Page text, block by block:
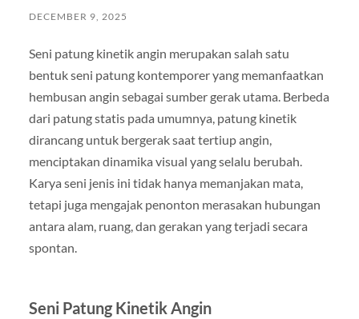
DECEMBER 9, 2025
Seni patung kinetik angin merupakan salah satu
bentuk seni patung kontemporer yang memanfaatkan
hembusan angin sebagai sumber gerak utama. Berbeda
dari patung statis pada umumnya, patung kinetik
dirancang untuk bergerak saat tertiup angin,
menciptakan dinamika visual yang selalu berubah.
Karya seni jenis ini tidak hanya memanjakan mata,
tetapi juga mengajak penonton merasakan hubungan
antara alam, ruang, dan gerakan yang terjadi secara
spontan.
Seni Patung Kinetik Angin